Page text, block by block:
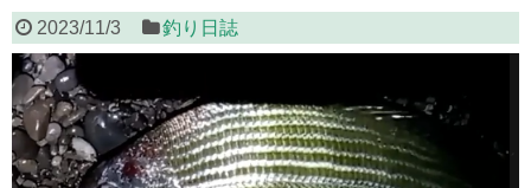
2023/11/3 釣り日誌